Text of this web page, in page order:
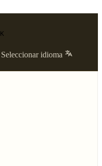
K
Seleccionar idioma